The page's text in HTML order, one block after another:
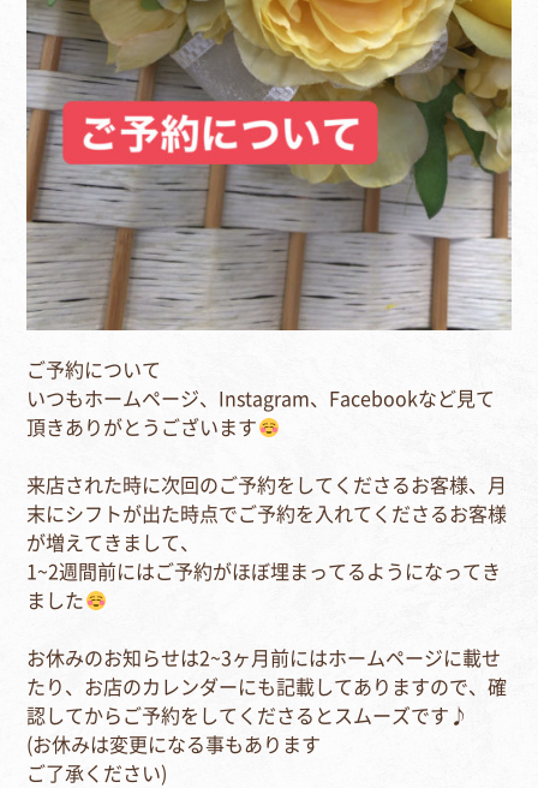
ご予約について
いつもホームページ、 Instagram、 Facebookなど見て
頂きありがとうございます
来店された時に次回のご予約をしてくださるお客様、月
末にシフトが出た時点でご予約を入れてくださるお客様
が増えてきまして、
1~2週間前にはご予約がほぼ埋まってるようになってき
ました
お休みのお知らせは2~3ヶ月前にはホームページに載せ
たり、お店のカレンダーにも記載してありますので、確
認してからご予約をしてくださるとスムーズです♪
(お休みは変更になる事もあります
ご了承ください)